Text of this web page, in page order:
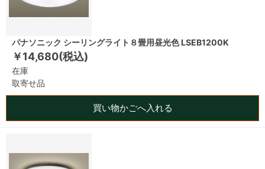
パナソニック シーリングライト８畳用昼光色 LSEB1200K
￥14,680(税込)
在庫
取寄せ品
買い物かごへ入れる